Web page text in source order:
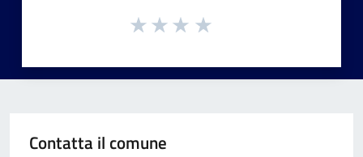
Contatta il comune